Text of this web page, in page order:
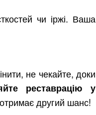
чи іржі. Ваша
не чекайте, доки
реставрацію у
другий шанс!